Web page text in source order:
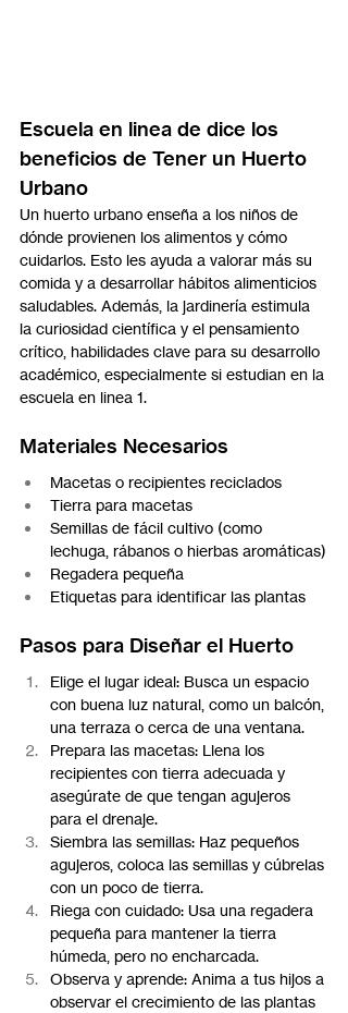
Escuela en linea de dice los
beneficios de Tener un Huerto
Urbano
Un huerto urbano enseña a los niños de
dónde provienen los alimentos y cómo
cuidarlos. Esto les ayuda a valorar más su
comida y a desarrollar hábitos alimenticios
saludables. Además, la jardinería estimula
la curiosidad científica y el pensamiento
crítico, habilidades clave para su desarrollo
académico, especialmente si estudian en la
escuela en linea 1.
Materiales Necesarios
Macetas o recipientes reciclados
Tierra para macetas
Semillas de fácil cultivo (como
lechuga, rábanos o hierbas aromáticas)
Regadera pequeña
Etiquetas para identificar las plantas
Pasos para Diseñar el Huerto
Elige el lugar ideal: Busca un espacio
con buena luz natural, como un balcón,
una terraza o cerca de una ventana.
Prepara las macetas: Llena los
recipientes con tierra adecuada y
asegúrate de que tengan agujeros
para el drenaje.
Siembra las semillas: Haz pequeños
agujeros, coloca las semillas y cúbrelas
con un poco de tierra.
Riega con cuidado: Usa una regadera
pequeña para mantener la tierra
húmeda, pero no encharcada.
Observa y aprende: Anima a tus hijos a
observar el crecimiento de las plantas